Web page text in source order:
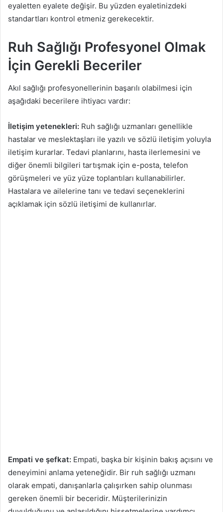
eyaletten eyalete değişir. Bu yüzden eyaletinizdeki
standartları kontrol etmeniz gerekecektir.
Ruh Sağlığı Profesyonel Olmak
İçin Gerekli Beceriler
Akıl sağlığı profesyonellerinin başarılı olabilmesi için
aşağıdaki becerilere ihtiyacı vardır:
İletişim yetenekleri: Ruh sağlığı uzmanları genellikle
hastalar ve meslektaşları ile yazılı ve sözlü iletişim yoluyla
iletişim kurarlar. Tedavi planlarını, hasta ilerlemesini ve
diğer önemli bilgileri tartışmak için e-posta, telefon
görüşmeleri ve yüz yüze toplantıları kullanabilirler.
Hastalara ve ailelerine tanı ve tedavi seçeneklerini
açıklamak için sözlü iletişimi de kullanırlar.
Empati ve şefkat: Empati, başka bir kişinin bakış açısını ve
deneyimini anlama yeteneğidir. Bir ruh sağlığı uzmanı
olarak empati, danışanlarla çalışırken sahip olunması
gereken önemli bir beceridir. Müşterilerinizin